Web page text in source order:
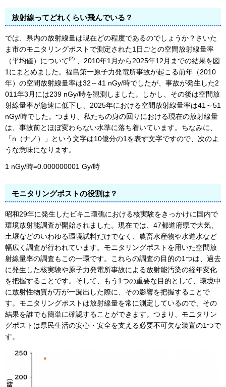
放射線ってどれくらい飛んでいる？
では、県内の放射線量は現在どの程度であるのでしょうか？さいた
ま市のモニタリングポストで測定された1日ごとの空間放射線量率
（平均値）について(2)
、2010年1月から2025年12月までの結果を図
1にまとめました。福島第一原子力発電所事故が起こる前年（2010
年）の空間放射線量率は32～41 nGy/時でしたが、事故が発生した2
011年3月には239 nGy/時を観測しました。しかし、その後は空間放
射線量率が急速に低下し、2025年における空間放射線量率は41～51
nGy/時でした。つまり、私たちの身の回りにおける現在の放射線量
は、事故前とほぼ変わらない水準に落ち着いています。ちなみに、
「n（ナノ）」という文字は10億分の1を表す文字ですので、次のよ
うな意味になります。
1 nGy/時=0.000000001 Gy/時
モニタリングポストの役割は？
昭和29年に発生したビキニ環礁における核実験をきっかけに国内で
環境放射能調査が開始されました。現在では、47都道府県で大気、
土壌などのいわゆる環境試料だけでなく、農畜水産物や水道水など
幅広く調査が行われています。モニタリングポストを用いた空間放
射線量率の調査もこの一環です。これらの調査の目的の1つは、過去
に発生した核実験や原子力発電所事故による放射能汚染の経年変化
を把握することです。そして、もう1つの重要な目的として、環境中
に放射性物質が万が一漏出した際に、その影響を把握することで
す。モニタリングポストは放射線量を常に測定しているので、その
結果を誰でも簡単に確認することができます。つまり、モニタリン
グポストは県民生活の安心・安全を支える必要不可欠な装置の1つで
す。